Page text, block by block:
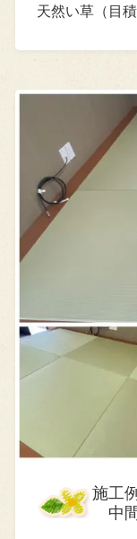
天然い草（目
施工
中